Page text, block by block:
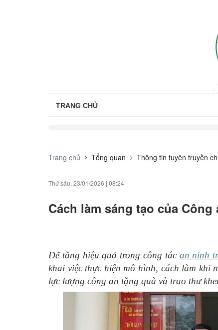
TRANG CHỦ
Trang chủ Tổng quan Thông tin tuyên truyền
Thứ sáu, 23/01/2026 | 08:24
Cách làm sáng tạo của Công
Để tăng hiệu quả trong công tác an ninh
khai việc thực hiện mô hình, cách làm khi
lực lượng công an tặng quà và trao thư